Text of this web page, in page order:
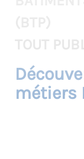
TOUT
métiers